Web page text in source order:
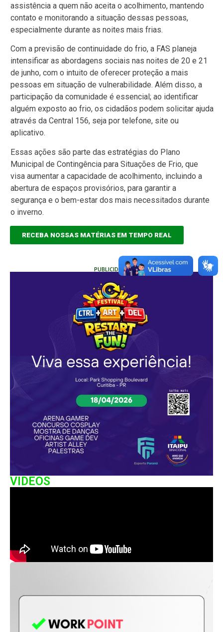
assistência a quem não aceita o acolhimento, mantendo
contato e monitorando a situação dessas pessoas,
especialmente durante as noites mais frias.
Com a previsão de continuidade do frio, a FAS planeja
intensificar as abordagens sociais nas noites de 20 e 21
de junho, com o intuito de oferecer proteção a mais
pessoas em situação de vulnerabilidade. Além disso, a
participação da comunidade é essencial; ao identificar
alguém exposto ao frio, os cidadãos podem solicitar ajuda
através da Central 156, seja por telefone, site ou
aplicativo.
Essas ações são parte das estratégias do Plano
Municipal de Contingência para Situações de Frio, que
visa aumentar a capacidade de acolhimento, incluindo a
abertura de espaços provisórios, para garantir a
segurança e o bem-estar dos mais necessitados durante
o inverno.
RECEBA NOSSAS MATÉRIAS EM TEMPO REAL
PUBLICIDADE
VIDEOS